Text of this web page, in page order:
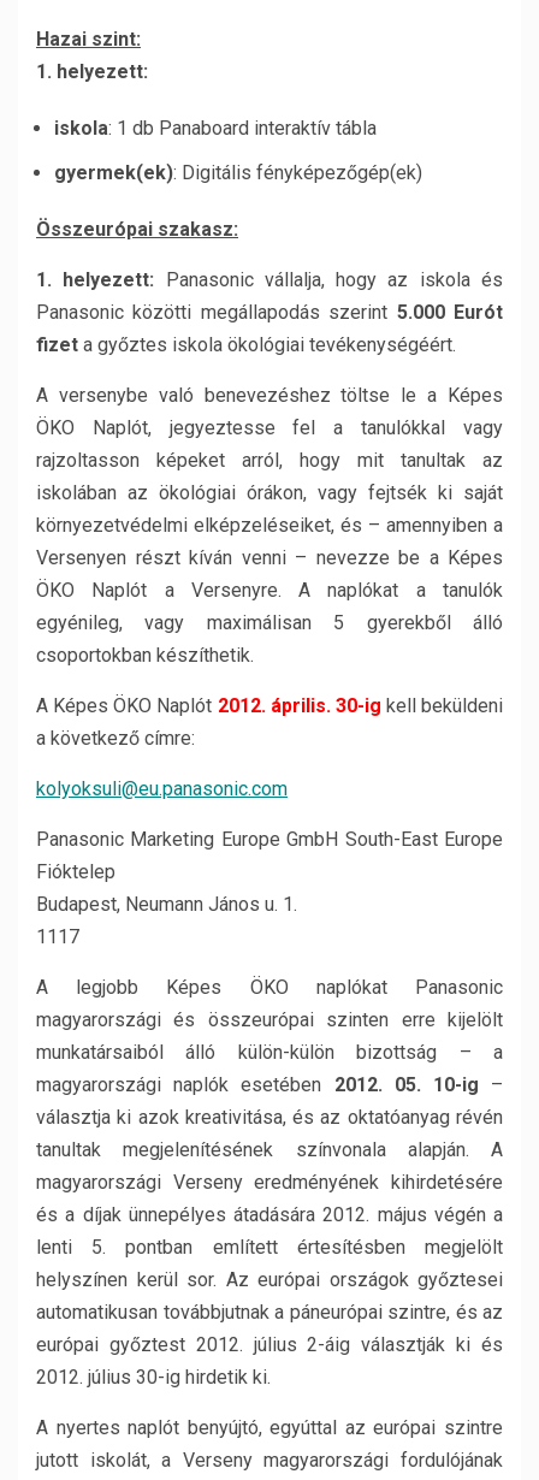
Hazai szint:
1. helyezett:
iskola: 1 db Panaboard interaktív tábla
gyermek(ek): Digitális fényképezőgép(ek)
Összeurópai szakasz:
1. helyezett: Panasonic vállalja, hogy az iskola és
Panasonic közötti megállapodás szerint 5.000 Eurót
fizet a győztes iskola ökológiai tevékenységéért.
A versenybe való benevezéshez töltse le a Képes
ÖKO Naplót, jegyeztesse fel a tanulókkal vagy
rajzoltasson képeket arról, hogy mit tanultak az
iskolában az ökológiai órákon, vagy fejtsék ki saját
környezetvédelmi elképzeléseiket, és – amennyiben a
Versenyen részt kíván venni – nevezze be a Képes
ÖKO Naplót a Versenyre. A naplókat a tanulók
egyénileg, vagy maximálisan 5 gyerekből álló
csoportokban készíthetik.
A Képes ÖKO Naplót 2012. április. 30-ig kell beküldeni
a következő címre:
kolyoksuli@eu.panasonic.com
Panasonic Marketing Europe GmbH South-East Europe
Fióktelep
Budapest, Neumann János u. 1.
1117
A legjobb Képes ÖKO naplókat Panasonic
magyarországi és összeurópai szinten erre kijelölt
munkatársaiból álló külön-külön bizottság – a
magyarországi naplók esetében 2012. 05. 10-ig –
választja ki azok kreativitása, és az oktatóanyag révén
tanultak megjelenítésének színvonala alapján. A
magyarországi Verseny eredményének kihirdetésére
és a díjak ünnepélyes átadására 2012. május végén a
lenti 5. pontban említett értesítésben megjelölt
helyszínen kerül sor. Az európai országok győztesei
automatikusan továbbjutnak a páneurópai szintre, és az
európai győztest 2012. július 2-áig választják ki és
2012. július 30-ig hirdetik ki.
A nyertes naplót benyújtó, egyúttal az európai szintre
jutott iskolát, a Verseny magyarországi fordulójának